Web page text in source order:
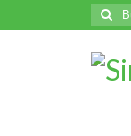
Buscar
por: